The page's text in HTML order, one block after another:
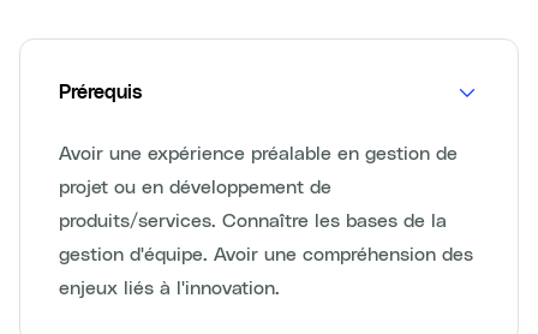
Prérequis
Avoir une expérience préalable en gestion de
projet ou en développement de
produits/services. Connaître les bases de la
gestion d'équipe. Avoir une compréhension des
enjeux liés à l'innovation.